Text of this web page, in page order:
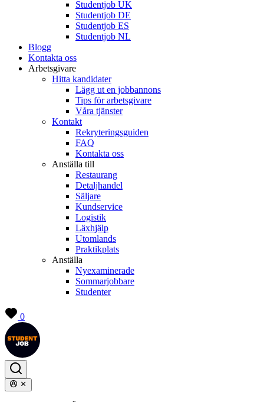
Studentjob UK
Studentjob DE
Studentjob ES
Studentjob NL
Blogg
Kontakta oss
Arbetsgivare
Hitta kandidater
Lägg ut en jobbannons
Tips för arbetsgivare
Våra tjänster
Kontakt
Rekryteringsguiden
FAQ
Kontakta oss
Anställa till
Restaurang
Detaljhandel
Säljare
Kundservice
Logistik
Läxhjälp
Utomlands
Praktikplats
Anställa
Nyexaminerade
Sommarjobbare
Studenter
0